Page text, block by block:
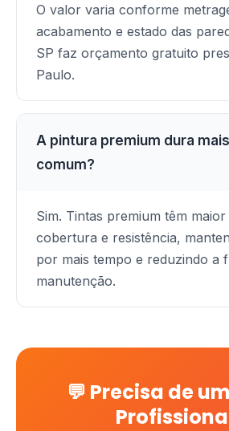
O valor varia conforme
acabamento e estado das
SP faz orçamento gratuito
Paulo.
A pintura premium dura
comum?
Sim. Tintas premium têm
cobertura e resistência,
por mais tempo e reduzindo a
manutenção.
💬 Precisa de